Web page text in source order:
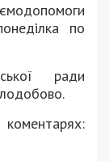
по
ради